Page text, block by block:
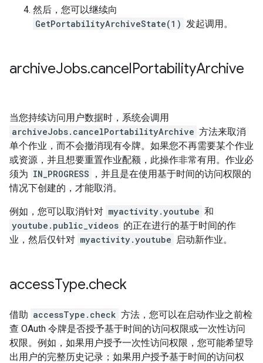
然后，您可以继续向
GetPortabilityArchiveState(1) 发起调用。
archiveJobs.cancelPortabilityArchive
当您持续访问用户数据时，系统会调用
archiveJobs.cancelPortabilityArchive 方法来取消
单个作业，而不会撤消现有令牌。如果您不再需要某个作业
或资源，并且想要重置作业配额，此操作非常有用。作业必
须为 IN_PROGRESS
，并且是在使用基于时间的访问权限的
情况下创建的，才能取消。
例如，您可以取消针对 myactivity.youtube 和
youtube.public_videos 的正在进行的基于时间的作
业，然后仅针对 myactivity.youtube 启动新作业。
accessType.check
借助 accessType.check 方法，您可以在启动作业之前检
查 OAuth 令牌是否授予基于时间的访问权限或一次性访问
权限。例如，如果用户授予一次性访问权限，您可能希望导
出用户的完整历史记录；如果用户授予基于时间的访问权